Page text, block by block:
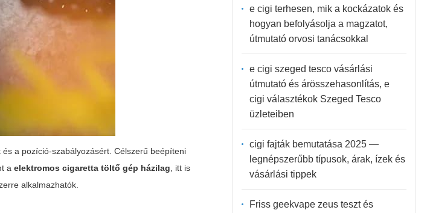
a pozíció-szabályozásért. Célszerű beépíteni
aelektromos cigaretta töltő gép házilag , itt is
alkalmazhatók.
e cigi terhesen, mik a kockázatok és
hogyan befolyásolja a magzatot,
útmutató orvosi tanácsokkal
e cigi szeged tesco vásárlási
útmutató és árösszehasonlítás, e
cigi választékok Szeged Tesco
üzleteiben
cigi fajták bemutatása 2025 —
legnépszerűbb típusok, árak, ízek és
vásárlási tippek
Friss geekvape zeus teszt és